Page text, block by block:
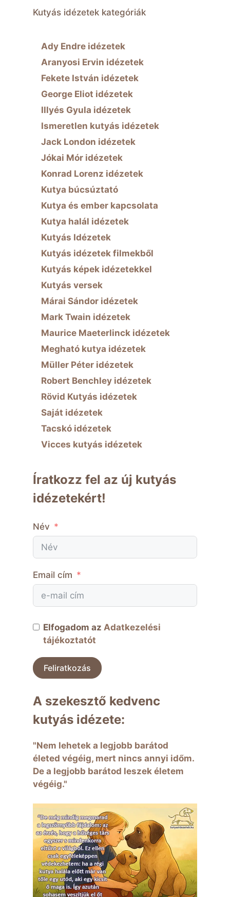
Kutyás idézetek kategóriák
Ady Endre idézetek
Aranyosi Ervin idézetek
Fekete István idézetek
George Eliot idézetek
Illyés Gyula idézetek
Ismeretlen kutyás idézetek
Jack London idézetek
Jókai Mór idézetek
Konrad Lorenz idézetek
Kutya búcsúztató
Kutya és ember kapcsolata
Kutya halál idézetek
Kutyás Idézetek
Kutyás idézetek filmekből
Kutyás képek idézetekkel
Kutyás versek
Márai Sándor idézetek
Mark Twain idézetek
Maurice Maeterlinck idézetek
Megható kutya idézetek
Müller Péter idézetek
Robert Benchley idézetek
Rövid Kutyás idézetek
Saját idézetek
Tacskó idézetek
Vicces kutyás idézetek
Íratkozz fel az új kutyás
idézetekért!
Név
Email cím
Elfogadom az Adatkezelési
tájékoztatót
Feliratkozás
A szekesztő kedvenc
kutyás idézete:
"Nem lehetek a legjobb barátod
életed végéig, mert nincs annyi időm.
De a legjobb barátod leszek életem
végéig."